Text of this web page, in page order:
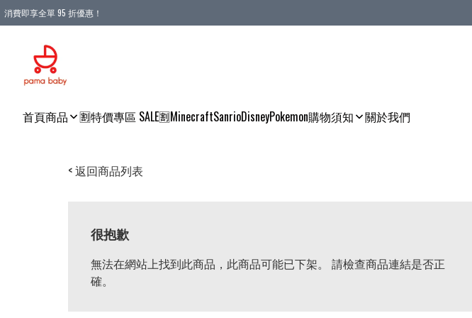
消費即享全單 95 折優惠！
首頁商品 🈹特價專區 SALE🈹MinecraftSanrioDisneyPokemon購物須知 關於我們
< 返回商品列表
很抱歉
無法在網站上找到此商品，此商品可能已下架。 請檢查商品連結是否正
確。